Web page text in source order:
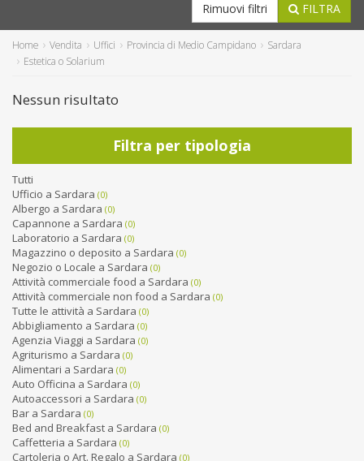
FILTRA
Rimuovi filtri
Home Vendita Uffici Provincia di Medio Campidano
Sardara
Estetica o Solarium
Nessun risultato
Filtra per tipologia
Tutti
Ufficio a Sardara (0)
Albergo a Sardara (0)
Capannone a Sardara (0)
Laboratorio a Sardara (0)
Magazzino o deposito a Sardara (0)
Negozio o Locale a Sardara (0)
Attività commerciale food a Sardara (0)
Attività commerciale non food a Sardara (0)
Tutte le attività a Sardara (0)
Abbigliamento a Sardara (0)
Agenzia Viaggi a Sardara (0)
Agriturismo a Sardara (0)
Alimentari a Sardara (0)
Auto Officina a Sardara (0)
Autoaccessori a Sardara (0)
Bar a Sardara (0)
Bed and Breakfast a Sardara (0)
Caffetteria a Sardara (0)
Cartoleria o Art. Regalo a Sardara (0)